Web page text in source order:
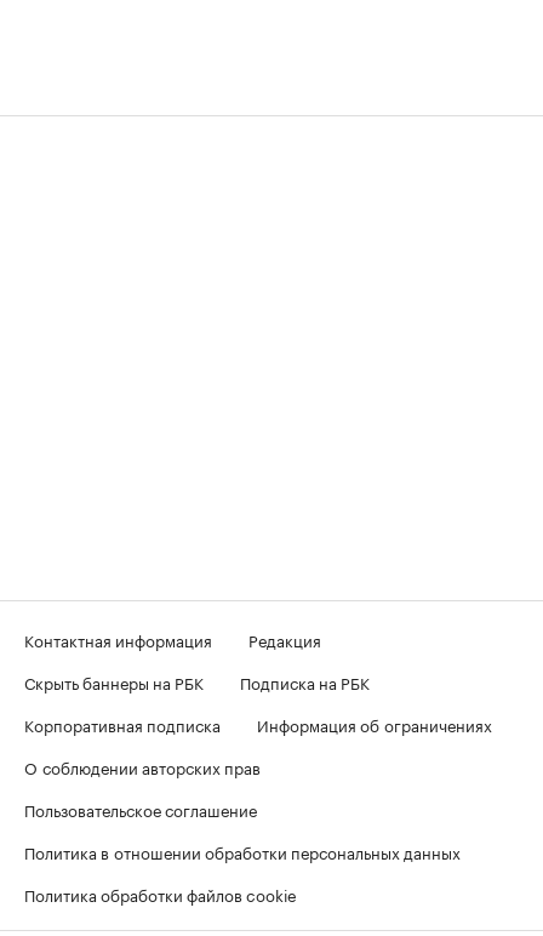
Контактная информация
Редакция
Скрыть баннеры на РБК
Подписка на РБК
Корпоративная подписка
Информация об ограничениях
О соблюдении авторских прав
Пользовательское соглашение
Политика в отношении обработки персональных данных
Политика обработки файлов cookie